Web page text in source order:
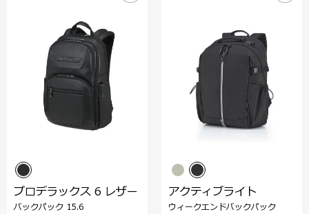
プロデラックス 6 レザー
バックパック 15.6
アクティブライト
ウィークエンドバックパック